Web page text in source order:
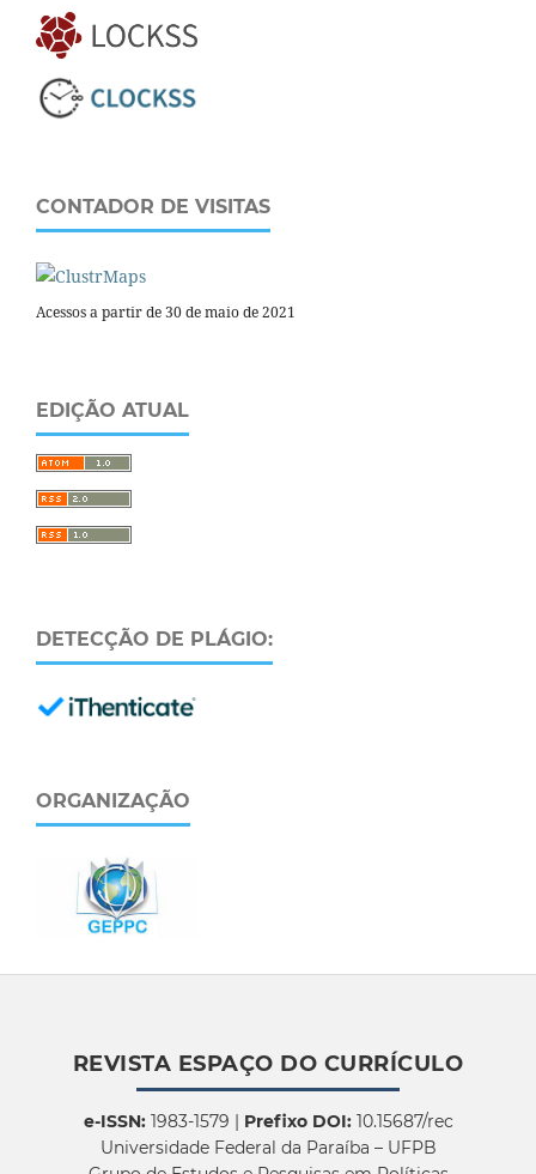
CONTADOR DE VISITAS
Acessos a partir de 30 de maio de 2021
EDIÇÃO ATUAL
DETECÇÃO DE PLÁGIO:
ORGANIZAÇÃO
REVISTA ESPAÇO DO CURRÍCULO
e-ISSN:1983-1579 | Prefixo DOI:10.15687/rec
Universidade Federal da Paraíba – UFPB